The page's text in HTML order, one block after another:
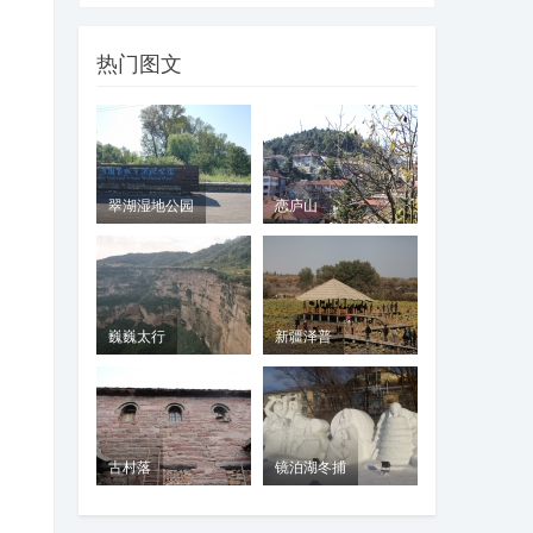
热门图文
翠湖湿地公园 恋庐山
巍巍太行 新疆泽普
古村落 镜泊湖冬捕